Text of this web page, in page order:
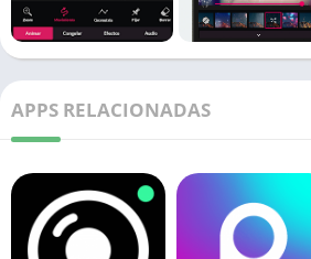
APPS RELACIONADAS